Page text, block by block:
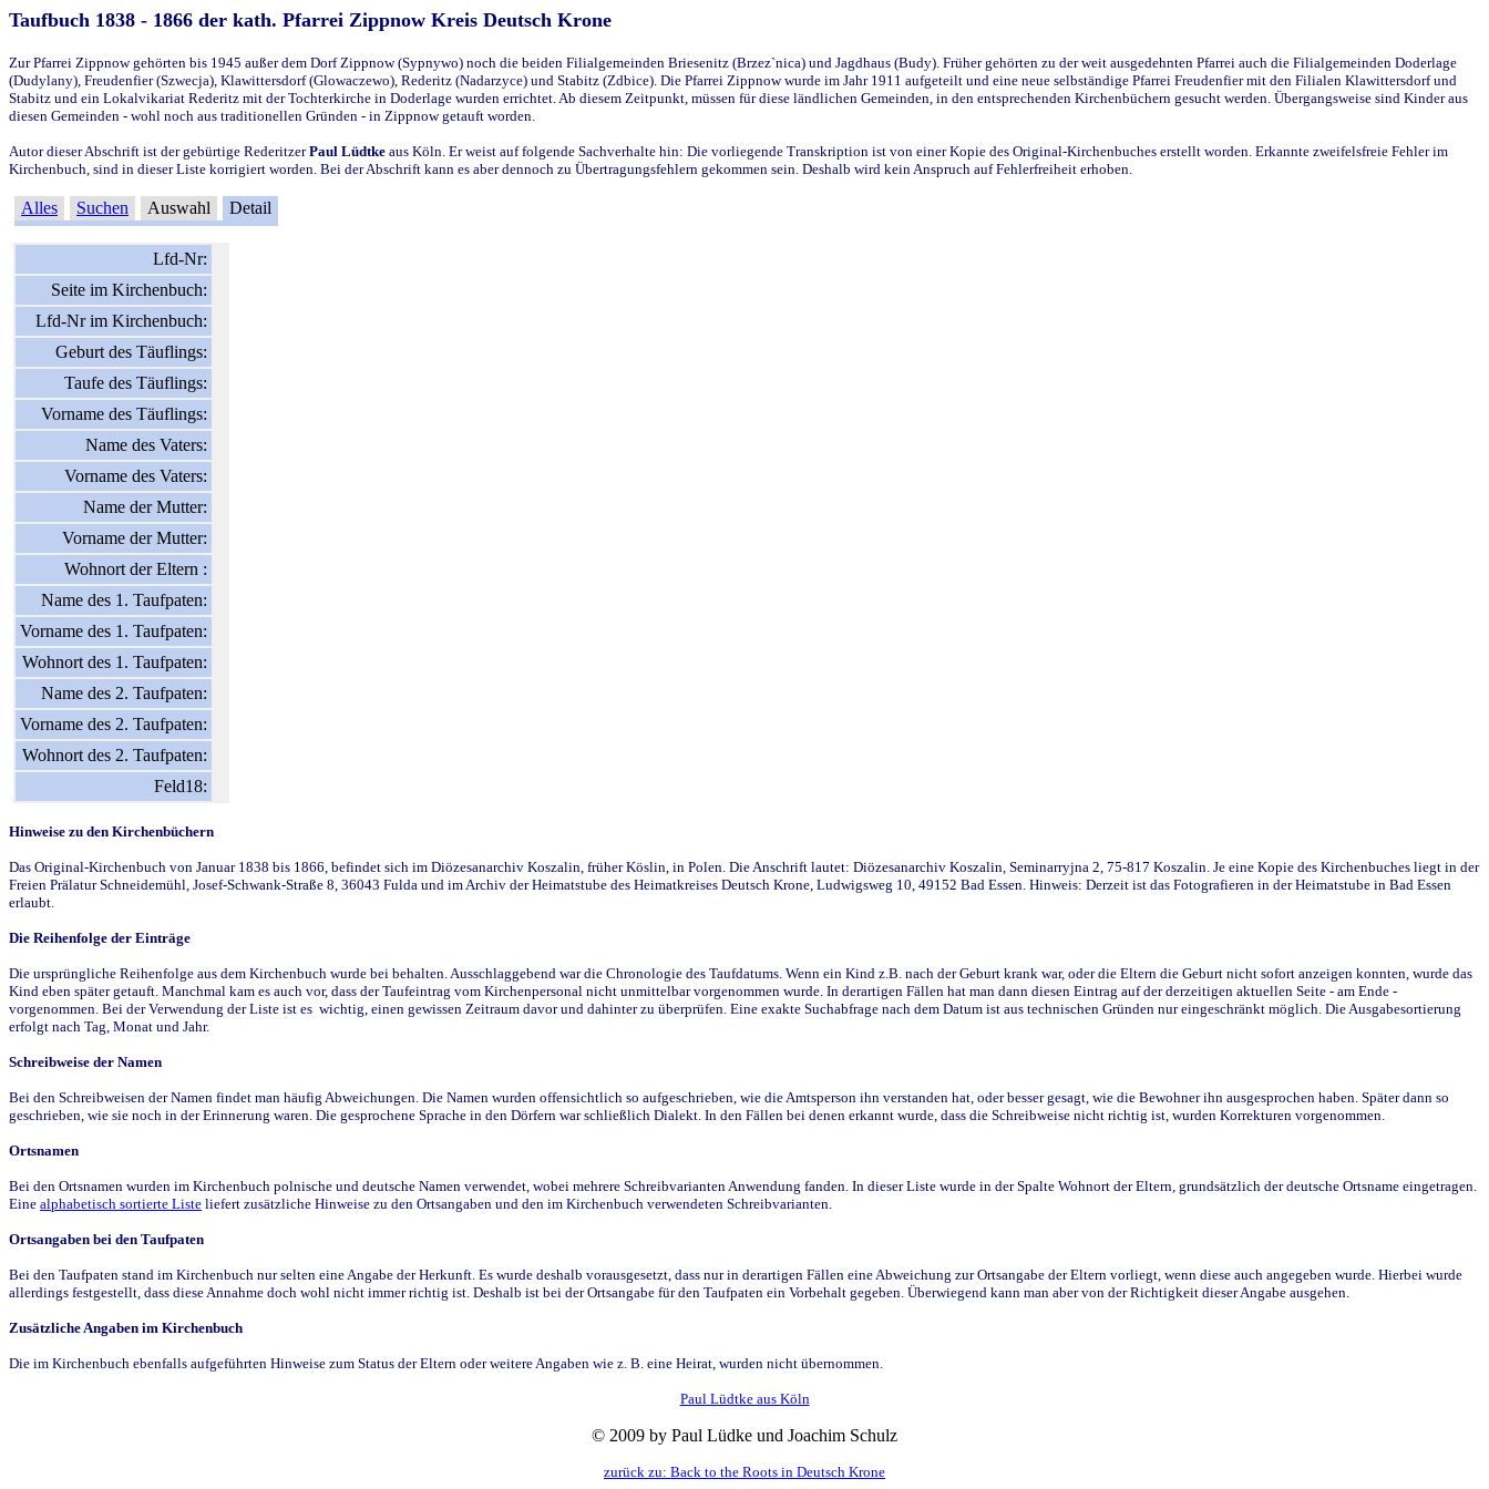
Taufbuch 1838 - 1866 der kath. Pfarrei Zippnow Kreis Deutsch Krone
Zur Pfarrei Zippnow gehörten bis 1945 außer dem Dorf Zippnow (Sypnywo) noch die beiden Filialgemeinden Briesenitz (Brzez`nica) und Jagdhaus (Budy). Früher gehörten zu der weit ausgedehnten Pfarrei auch die Filialgemeinden Doderlage
(Dudylany), Freudenfier (Szwecja), Klawittersdorf (Glowaczewo), Rederitz (Nadarzyce) und Stabitz (Zdbice). Die Pfarrei Zippnow wurde im Jahr 1911 aufgeteilt und eine neue selbständige Pfarrei Freudenfier mit den Filialen Klawittersdorf und
Stabitz und ein Lokalvikariat Rederitz mit der Tochterkirche in Doderlage wurden errichtet. Ab diesem Zeitpunkt, müssen für diese ländlichen Gemeinden, in den entsprechenden Kirchenbüchern gesucht werden. Übergangsweise sind Kinder aus
diesen Gemeinden - wohl noch aus traditionellen Gründen - in Zippnow getauft worden.
Autor dieser Abschrift ist der gebürtige RederitzerPaul Lüdtke aus Köln. Er weist auf folgende Sachverhalte hin: Die vorliegende Transkription ist von einer Kopie des Original-Kirchenbuches erstellt worden. Erkannte zweifelsfreie Fehler im
Kirchenbuch, sind in dieser Liste korrigiert worden. Bei der Abschrift kann es aber dennoch zu Übertragungsfehlern gekommen sein. Deshalb wird kein Anspruch auf Fehlerfreiheit erhoben.
Alles Suchen Auswahl Detail
Lfd-Nr:
Seite im Kirchenbuch:
Lfd-Nr im Kirchenbuch:
Geburt des Täuflings:
Taufe des Täuflings:
Vorname des Täuflings:
Name des Vaters:
Vorname des Vaters:
Name der Mutter:
Vorname der Mutter:
Wohnort der Eltern :
Name des 1. Taufpaten:
Vorname des 1. Taufpaten:
Wohnort des 1. Taufpaten:
Name des 2. Taufpaten:
Vorname des 2. Taufpaten:
Wohnort des 2. Taufpaten:
Feld18:
Hinweise zu den Kirchenbüchern
Das Original-Kirchenbuch von Januar 1838 bis 1866, befindet sich im Diözesanarchiv Koszalin, früher Köslin, in Polen. Die Anschrift lautet: Diözesanarchiv Koszalin, Seminarryjna 2, 75-817 Koszalin. Je eine Kopie des Kirchenbuches liegt in der
Freien Prälatur Schneidemühl, Josef-Schwank-Straße 8, 36043 Fulda und im Archiv der Heimatstube des Heimatkreises Deutsch Krone, Ludwigsweg 10, 49152 Bad Essen. Hinweis: Derzeit ist das Fotografieren in der Heimatstube in Bad Essen
erlaubt.
Die Reihenfolge der Einträge
Die ursprüngliche Reihenfolge aus dem Kirchenbuch wurde bei behalten. Ausschlaggebend war die Chronologie des Taufdatums. Wenn ein Kind z.B. nach der Geburt krank war, oder die Eltern die Geburt nicht sofort anzeigen konnten, wurde das
Kind eben später getauft. Manchmal kam es auch vor, dass der Taufeintrag vom Kirchenpersonal nicht unmittelbar vorgenommen wurde. In derartigen Fällen hat man dann diesen Eintrag auf der derzeitigen aktuellen Seite - am Ende -
vorgenommen. Bei der Verwendung der Liste ist es wichtig, einen gewissen Zeitraum davor und dahinter zu überprüfen. Eine exakte Suchabfrage nach dem Datum ist aus technischen Gründen nur eingeschränkt möglich. Die Ausgabesortierung
erfolgt nach Tag, Monat und Jahr.
Schreibweise der Namen
Bei den Schreibweisen der Namen findet man häufig Abweichungen. Die Namen wurden offensichtlich so aufgeschrieben, wie die Amtsperson ihn verstanden hat, oder besser gesagt, wie die Bewohner ihn ausgesprochen haben. Später dann so
geschrieben, wie sie noch in der Erinnerung waren. Die gesprochene Sprache in den Dörfern war schließlich Dialekt. In den Fällen bei denen erkannt wurde, dass die Schreibweise nicht richtig ist, wurden Korrekturen vorgenommen.
Ortsnamen
Bei den Ortsnamen wurden im Kirchenbuch polnische und deutsche Namen verwendet, wobei mehrere Schreibvarianten Anwendung fanden. In dieser Liste wurde in der Spalte Wohnort der Eltern, grundsätzlich der deutsche Ortsname eingetragen.
Eine alphabetisch sortierte Liste liefert zusätzliche Hinweise zu den Ortsangaben und den im Kirchenbuch verwendeten Schreibvarianten.
Ortsangaben bei den Taufpaten
Bei den Taufpaten stand im Kirchenbuch nur selten eine Angabe der Herkunft. Es wurde deshalb vorausgesetzt, dass nur in derartigen Fällen eine Abweichung zur Ortsangabe der Eltern vorliegt, wenn diese auch angegeben wurde. Hierbei wurde
allerdings festgestellt, dass diese Annahme doch wohl nicht immer richtig ist. Deshalb ist bei der Ortsangabe für den Taufpaten ein Vorbehalt gegeben. Überwiegend kann man aber von der Richtigkeit dieser Angabe ausgehen.
Zusätzliche Angaben im Kirchenbuch
Die im Kirchenbuch ebenfalls aufgeführten Hinweise zum Status der Eltern oder weitere Angaben wie z. B. eine Heirat, wurden nicht übernommen.
Paul Lüdtke aus Köln
© 2009 by Paul Lüdke und Joachim Schulz
zurück zu: Back to the Roots in Deutsch Krone